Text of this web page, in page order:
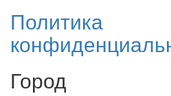
Политика
Город